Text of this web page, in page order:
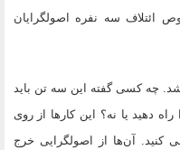
ائتلاف سه نفره اصولگرایان
چه کسی گفته این سه تن باید
دهید یا نه؟ این کارها از روی
آن‌ها از اصولگرایی خرج